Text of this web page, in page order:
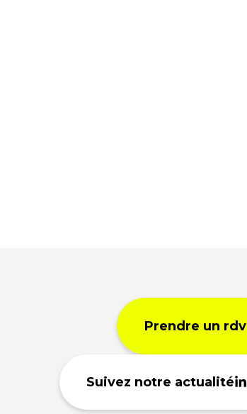
Prendre un rdv
Suivez notre actualité